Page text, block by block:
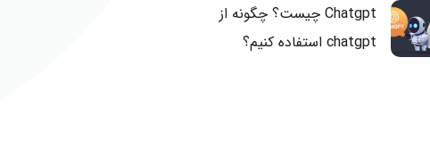
Chatgpt چیست؟ چگونه از
chatgpt استفاده کنیم؟